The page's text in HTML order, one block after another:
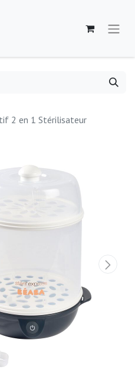
2 en 1 Stérilisateur